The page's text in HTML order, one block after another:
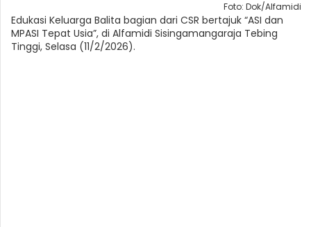
Foto: Dok/Alfamidi
Edukasi Keluarga Balita bagian dari CSR bertajuk “ASI dan
MPASI Tepat Usia”, di Alfamidi Sisingamangaraja Tebing
Tinggi, Selasa (11/2/2026).